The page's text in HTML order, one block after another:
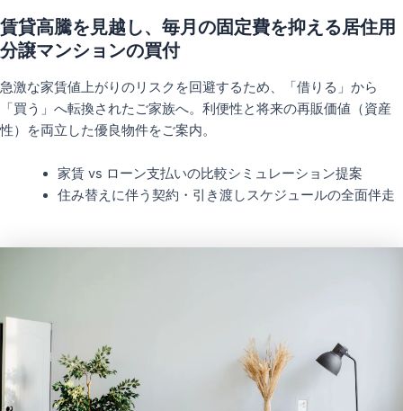
賃貸高騰を見越し、毎月の固定費を抑える居住用
分譲マンションの買付
急激な家賃値上がりのリスクを回避するため、「借りる」から
「買う」へ転換されたご家族へ。利便性と将来の再販価値（資産
性）を両立した優良物件をご案内。
家賃 vs ローン支払いの比較シミュレーション提案
住み替えに伴う契約・引き渡しスケジュールの全面伴走